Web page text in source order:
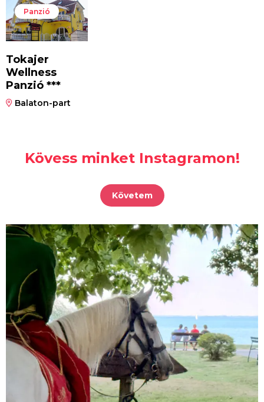
Panzió
Tokajer
Wellness
Panzió ***
Balaton-part
Kövess minket Instagramon!
Követem